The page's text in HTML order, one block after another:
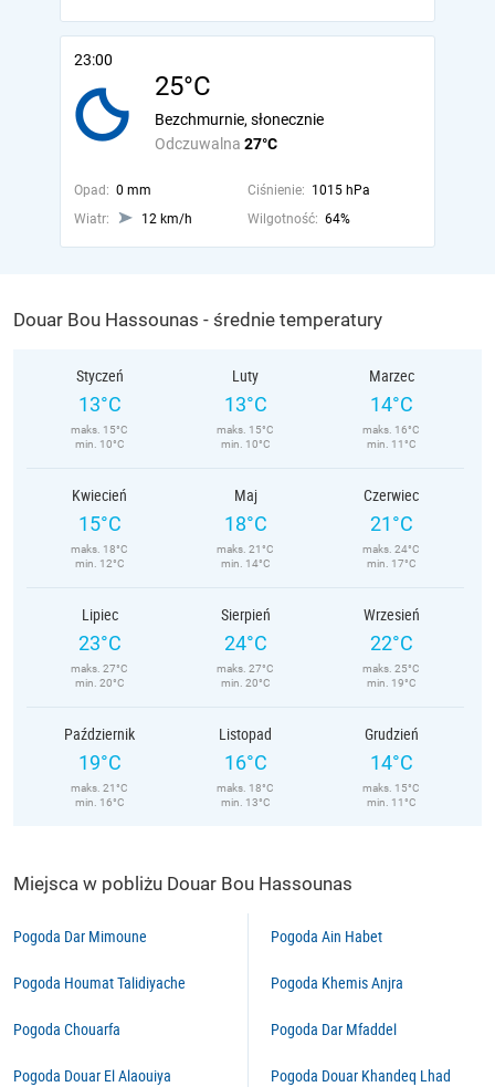
23:00
25°C
Odczuwalna 27°C
Bezchmurnie, słonecznie
Opad: 0 mm Ciśnienie: 1015 hPa
Wiatr:
12 km/h Wilgotność: 64%
Douar Bou Hassounas - średnie temperatury
Styczeń
13°C
maks. 15°C
min. 10°C
Luty
13°C
maks. 15°C
min. 10°C
Marzec
14°C
maks. 16°C
min. 11°C
Kwiecień
15°C
maks. 18°C
min. 12°C
Maj
18°C
maks. 21°C
min. 14°C
Czerwiec
21°C
maks. 24°C
min. 17°C
Lipiec
23°C
maks. 27°C
min. 20°C
Sierpień
24°C
maks. 27°C
min. 20°C
Wrzesień
22°C
maks. 25°C
min. 19°C
Październik
19°C
maks. 21°C
min. 16°C
Listopad
16°C
maks. 18°C
min. 13°C
Grudzień
14°C
maks. 15°C
min. 11°C
Miejsca w pobliżu Douar Bou Hassounas
Pogoda Dar Mimoune
Pogoda Houmat Talidiyache
Pogoda Chouarfa
Pogoda Douar El Alaouiya
Pogoda Ain Habet
Pogoda Khemis Anjra
Pogoda Dar Mfaddel
Pogoda Douar Khandeq Lhad